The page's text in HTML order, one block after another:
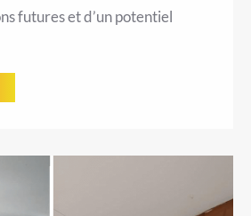
futures et d’un potentiel